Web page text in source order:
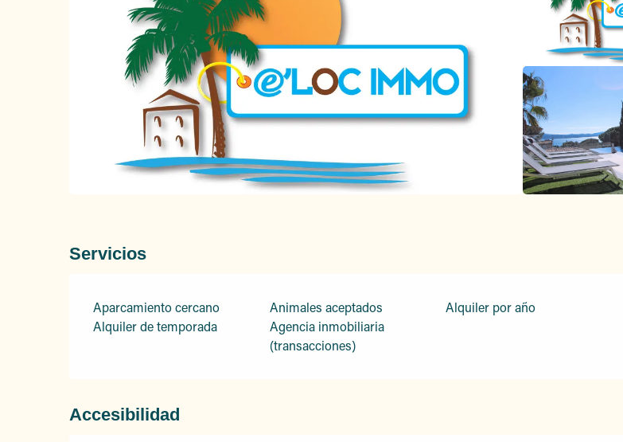
Servicios
Aparcamiento cercano Animales aceptados
Alquiler por año
Alquiler de temporada
Agencia inmobiliaria
(transacciones)
Accesibilidad